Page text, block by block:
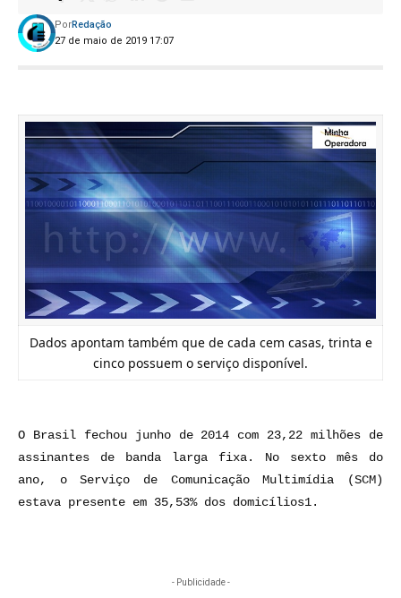
27 de maio de 2019 17:07
PorRedação
Dados apontam também que de cada cem casas, trinta e
cinco possuem o serviço disponível.
O Brasil fechou junho de 2014 com 23,22 milhões de
assinantes de banda larga fixa. No sexto mês do
ano, o Serviço de Comunicação Multimídia (SCM)
estava presente em 35,53% dos domicílios1.
- Publicidade -